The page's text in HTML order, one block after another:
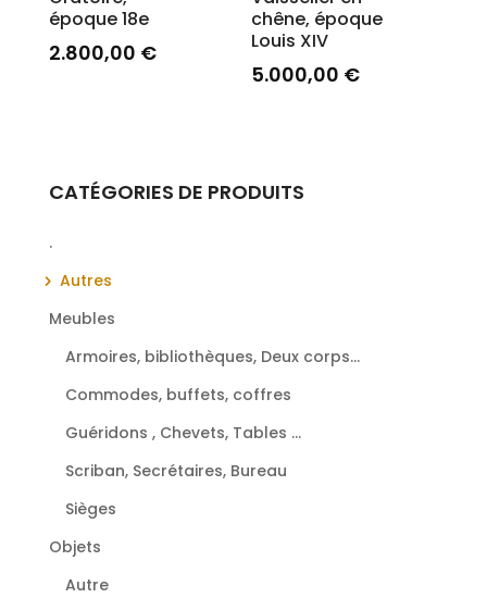
époque 18e
2.800,00 €
chêne, époque
Louis XIV
5.000,00 €
CATÉGORIES DE PRODUITS
.
Autres
Meubles
Armoires, bibliothèques, Deux corps...
Commodes, buffets, coffres
Guéridons , Chevets, Tables ...
Scriban, Secrétaires, Bureau
Sièges
Objets
Autre